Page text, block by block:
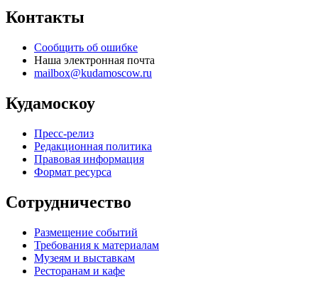
Контакты
Сообщить об ошибке
Наша электронная почта
mailbox@kudamoscow.ru
Кудамоскоу
Пресс-релиз
Редакционная политика
Правовая информация
Формат ресурса
Сотрудничество
Размещение событий
Требования к материалам
Музеям и выставкам
Ресторанам и кафе